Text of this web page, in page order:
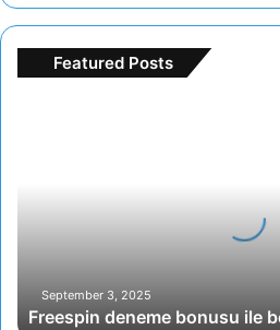
Featured Posts
September 3, 2025
Freespin deneme bonusu ile